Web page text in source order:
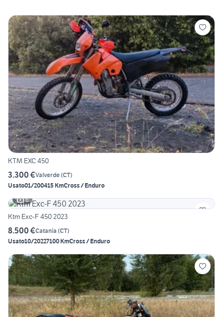
KTM EXC 450
3.300 €Valverde(CT)
Usato01/200415 KmCross / Enduro
6
Ktm Exc-F 450 2023
8.500 €Catania (CT)
Usato10/20227100 KmCross / Enduro